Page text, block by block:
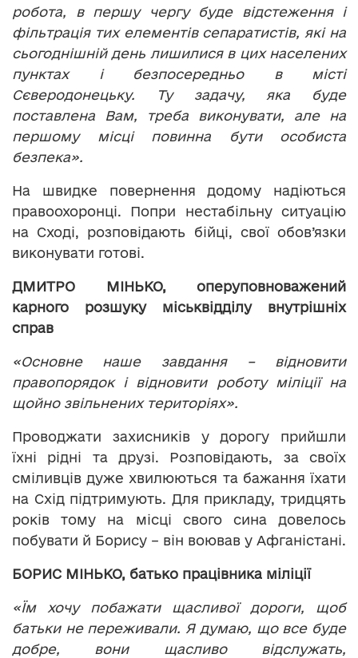
робота, в першу чергу буде відстеження і
фільтрація тих елементів сепаратистів, які на
сьогоднішній день лишилися в цих населених
пунктах і безпосередньо в місті
Сєверодонецьку. Ту задачу, яка буде
поставлена Вам, треба виконувати, але на
першому місці повинна бути особиста
безпека».
На швидке повернення додому надіються
правоохоронці. Попри нестабільну ситуацію
на Сході, розповідають бійці, свої обов’язки
виконувати готові.
ДМИТРО МІНЬКО, оперуповноважений
карного розшуку міськвідділу внутрішніх
справ
«Основне наше завдання – відновити
правопорядок і відновити роботу міліції на
щойно звільнених територіях».
Проводжати захисників у дорогу прийшли
їхні рідні та друзі. Розповідають, за своїх
сміливців дуже хвилюються та бажання їхати
на Схід підтримують. Для прикладу, тридцять
років тому на місці свого сина довелось
побувати й Борису – він воював у Афганістані.
БОРИС МІНЬКО, батько працівника міліції
«Їм хочу побажати щасливої дороги, щоб
батьки не переживали. Я думаю, що все буде
добре, вони щасливо відслужать,